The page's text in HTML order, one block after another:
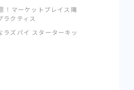
！マーケットプレイス購
ラクティス
ラズパイ スターターキッ